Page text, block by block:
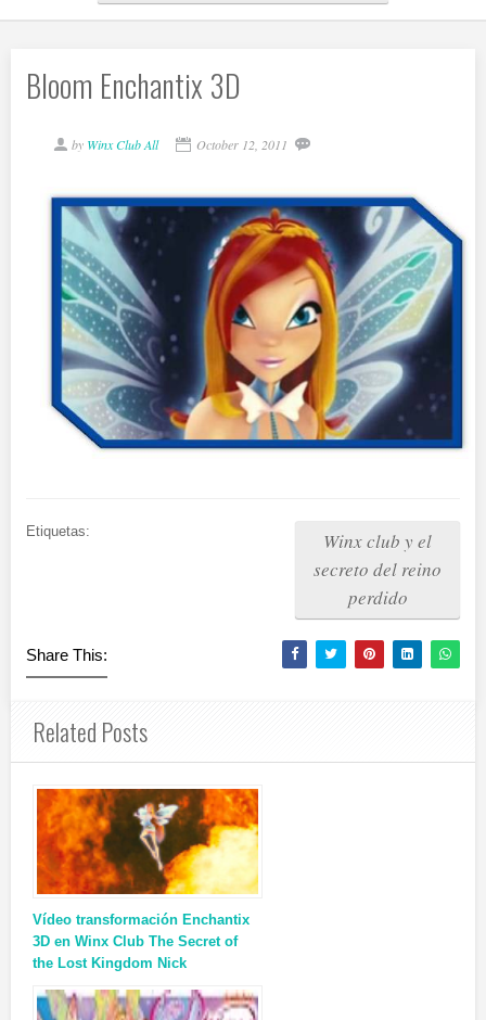
Bloom Enchantix 3D
by Winx Club All October 12, 2011
Etiquetas:
Winx club y el
secreto del reino
perdido
Share This:
Related Posts
Vídeo transformación Enchantix
3D en Winx Club The Secret of
the Lost Kingdom Nick